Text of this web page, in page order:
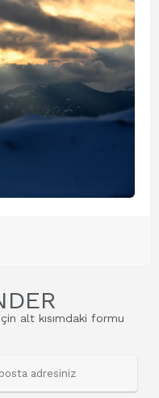
alt kısımdaki formu